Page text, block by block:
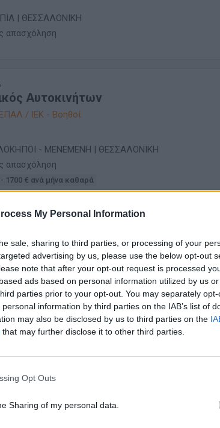
My Personal Information
sale, sharing to third parties, or processing of your
advertising by us, please use the below opt-out
note that after your opt-out request is processed
ads based on personal information utilized by us
parties prior to your opt-out. You may separately
information by third parties on the IAB’s list of
may also be disclosed by us to third parties on the
that may further disclose it to other third parties.
Opt Outs
Sharing of my personal data.
| ΘΕΣΣΑΛΟΝΙΚΗ
απασχόληση
Αυτοκινήτων
ΕΠΑΛ / ΙΕΚ - Βοηθοί
- ΜΕΝΕΜΕΝΗ | ΘΕΣΣΑΛΟΝΙΚΗ
απασχόληση
- 1700 € ανά μήνα καθαρά
/ ΙΕΚ - Βοηθοί
| ΘΕΣΣΑΛΟΝΙΚΗ
απασχόληση
φορτηγών οχημάτων
/ ΙΕΚ - Βοηθοί
| ΘΕΣΣΑΛΟΝΙΚΗ